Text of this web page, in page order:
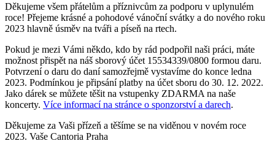
Děkujeme všem přátelům a příznivcům za podporu v uplynulém
roce! Přejeme krásné a pohodové vánoční svátky a do nového roku
2023 hlavně úsměv na tváři a píseň na rtech.
Pokud je mezi Vámi někdo, kdo by rád podpořil naši práci, máte
možnost přispět na náš sborový účet 15534339/0800 formou daru.
Potvrzení o daru do daní samozřejmě vystavíme do konce ledna
2023. Podmínkou je připsání platby na účet sboru do 30. 12. 2022.
Jako dárek se můžete těšit na vstupenky ZDARMA na naše
koncerty. Více informací na stránce o sponzorství a darech.
Děkujeme za Vaši přízeň a těšíme se na viděnou v novém roce
2023. Vaše Cantoria Praha